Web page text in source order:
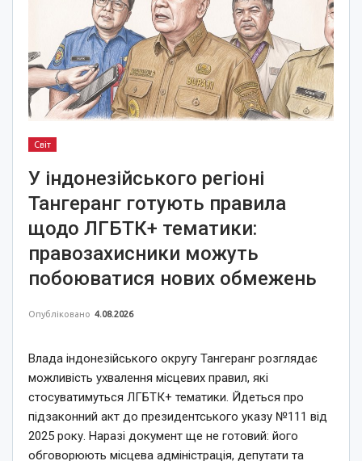
Світ
У індонезійського регіоні
Тангеранг готують правила
щодо ЛГБТК+ тематики:
правозахисники можуть
побоюватися нових обмежень
Опубліковано 4.08.2026
Влада індонезійського округу Тангеранг розглядає
можливість ухвалення місцевих правил, які
стосуватимуться ЛГБТК+ тематики. Йдеться про
підзаконний акт до президентського указу №111 від
2025 року. Наразі документ ще не готовий: його
обговорюють місцева адміністрація, депутати та